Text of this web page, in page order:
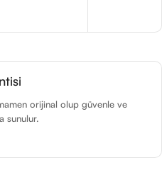
orijinal olup güvenle ve
sunulur.